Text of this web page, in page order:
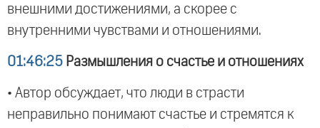
внешними достижениями, а скорее с
внутренними чувствами и отношениями.
01:46:25 Размышления о счастье и отношениях
• Автор обсуждает, что люди в страсти
неправильно понимают счастье и стремятся к